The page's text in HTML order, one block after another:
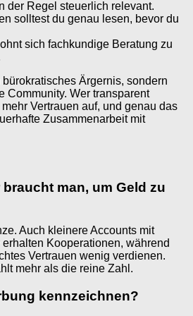
der Regel steuerlich relevant.
solltest du genau lesen, bevor du
sich fachkundige Beratung zu
Ärgernis, sondern
Community. Wer transparent
Vertrauen auf, und genau das
Zusammenarbeit mit
man, um Geld zu
Auch kleinere Accounts mit
Kooperationen, während
Vertrauen wenig verdienen.
mehr als die reine Zahl.
kennzeichnen?